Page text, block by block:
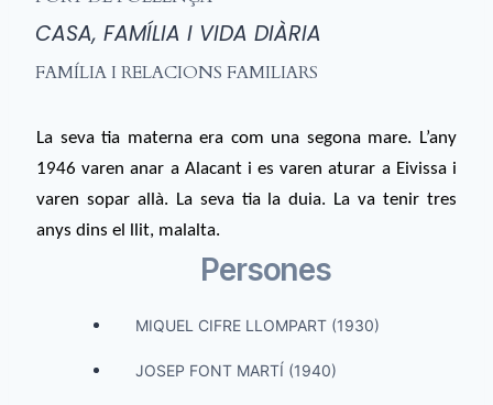
CASA, FAMÍLIA I VIDA DIÀRIA
FAMÍLIA I RELACIONS FAMILIARS
La seva tia materna era com una segona mare. L’any
1946 varen anar a Alacant i es varen aturar a Eivissa i
varen sopar allà. La seva tia la duia. La va tenir tres
anys dins el llit, malalta.
Persones
MIQUEL CIFRE LLOMPART (1930)
JOSEP FONT MARTÍ (1940)